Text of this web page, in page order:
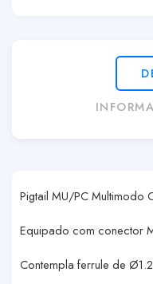
Pigtail MU/PC Multimodo
Equipado com conector
Contempla ferrule de